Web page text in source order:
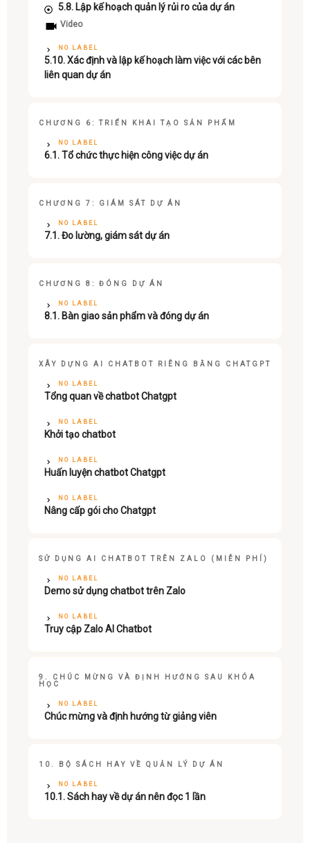
5.8. Lập kế hoạch quản lý rủi ro của dự án
Video
NO LABEL
5.10. Xác định và lập kế hoạch làm việc với các bên
liên quan dự án
CHƯƠNG 6: TRIỂN KHAI TẠO SẢN PHẨM
NO LABEL
6.1. Tổ chức thực hiện công việc dự án
CHƯƠNG 7: GIÁM SÁT DỰ ÁN
NO LABEL
7.1. Đo lường, giám sát dự án
CHƯƠNG 8: ĐÓNG DỰ ÁN
NO LABEL
8.1. Bàn giao sản phẩm và đóng dự án
XÂY DỰNG AI CHATBOT RIÊNG BẰNG CHATGPT
NO LABEL
Tổng quan về chatbot Chatgpt
NO LABEL
Khởi tạo chatbot
NO LABEL
Huấn luyện chatbot Chatgpt
NO LABEL
Nâng cấp gói cho Chatgpt
SỬ DỤNG AI CHATBOT TRÊN ZALO (MIỄN PHÍ)
NO LABEL
Demo sử dụng chatbot trên Zalo
NO LABEL
Truy cập Zalo AI Chatbot
9. CHÚC MỪNG VÀ ĐỊNH HƯỚNG SAU KHÓA
HỌC
NO LABEL
Chúc mừng và định hướng từ giảng viên
10. BỘ SÁCH HAY VỀ QUẢN LÝ DỰ ÁN
NO LABEL
10.1. Sách hay về dự án nên đọc 1 lần